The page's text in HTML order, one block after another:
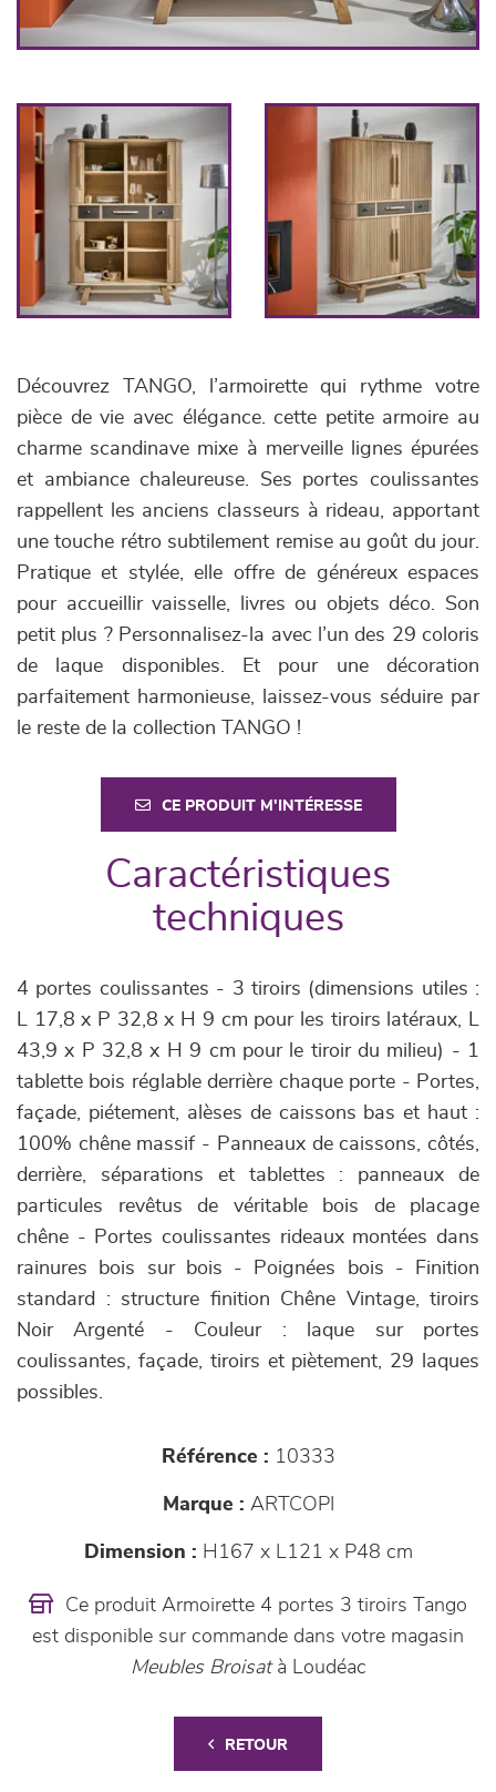
Découvrez TANGO, l’armoirette qui rythme votre
pièce de vie avec élégance. cette petite armoire au
charme scandinave mixe à merveille lignes épurées
et ambiance chaleureuse. Ses portes coulissantes
rappellent les anciens classeurs à rideau, apportant
une touche rétro subtilement remise au goût du jour.
Pratique et stylée, elle offre de généreux espaces
pour accueillir vaisselle, livres ou objets déco. Son
petit plus ? Personnalisez-la avec l’un des 29 coloris
de laque disponibles. Et pour une décoration
parfaitement harmonieuse, laissez-vous séduire par
le reste de la collection TANGO !
CE PRODUIT M'INTÉRESSE
Caractéristiques
techniques
4 portes coulissantes - 3 tiroirs (dimensions utiles :
L 17,8 x P 32,8 x H 9 cm pour les tiroirs latéraux, L
43,9 x P 32,8 x H 9 cm pour le tiroir du milieu) - 1
tablette bois réglable derrière chaque porte - Portes,
façade, piétement, alèses de caissons bas et haut :
100% chêne massif - Panneaux de caissons, côtés,
derrière, séparations et tablettes : panneaux de
particules revêtus de véritable bois de placage
chêne - Portes coulissantes rideaux montées dans
rainures bois sur bois - Poignées bois - Finition
standard : structure finition Chêne Vintage, tiroirs
Noir Argenté - Couleur : laque sur portes
coulissantes, façade, tiroirs et piètement, 29 laques
possibles.
Référence : 10333
Marque : ARTCOPI
Dimension : H167 x L121 x P48 cm
Ce produit Armoirette 4 portes 3 tiroirs Tango
est disponible sur commande dans votre magasin
Meubles Broisatà Loudéac
RETOUR